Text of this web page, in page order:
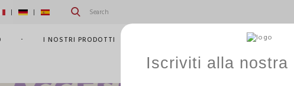
| |
I NOSTRI PRODOTTI GAMME HIZÏA
Iscriviti alla nostra